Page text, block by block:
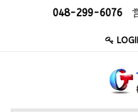
048-299-6076